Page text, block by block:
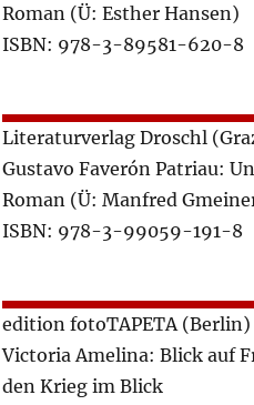
Roman (Ü: Esther Hansen)
ISBN: 978-3-89581-620-8
Literaturverlag Droschl
Gustavo Faverón Patriau:
Roman (Ü: Manfred
ISBN: 978-3-99059-191-8
edition fotoTAPETA (Berlin)
Victoria Amelina: Blick auf
den Krieg im Blick